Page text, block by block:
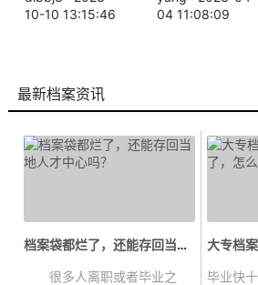
10-10 13:15:46
04 11:08:09
最新档案资讯
档案袋都烂了，还能存回当地人才中...
很多人离职或者毕业之
毕业快